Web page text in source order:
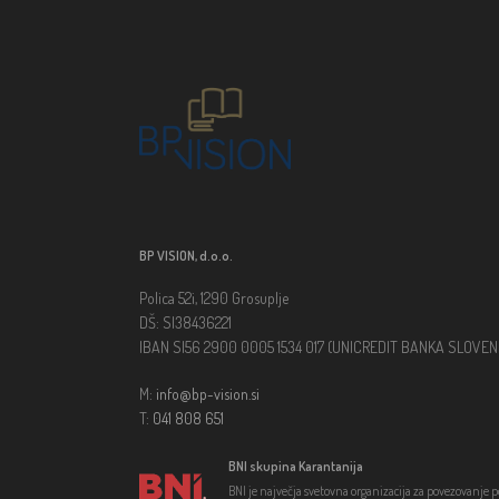
BP VISION, d.o.o.
Polica 52i, 1290 Grosuplje
DŠ: SI38436221
IBAN SI56 2900 0005 1534 017 (UNICREDIT BANKA
M: info@bp-vision.si
T: 041 808 651
BNI skupina Karantanija
BNI je največja svetovna organizacija za